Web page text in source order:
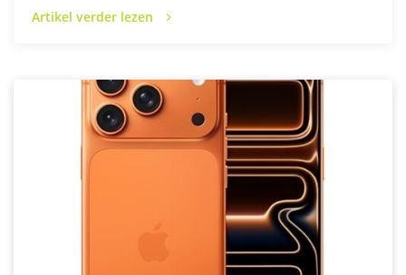
Artikel verder lezen